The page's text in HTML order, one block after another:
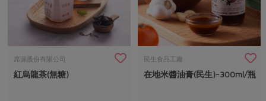
席源股份有限公司
紅烏龍茶(無糖)
民生食品工廠
在地米醬油膏(民生)-300ml/瓶